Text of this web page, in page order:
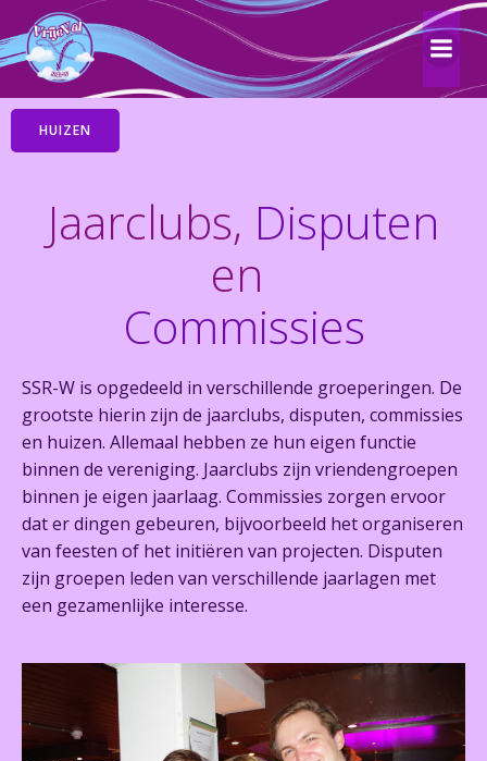
Ga
naar
inhoud
JAARCLUB DISPUTEN COMMISSIES
HUIZEN
Jaarclubs, Disputen
en
Commissies
SSR-W is opgedeeld in verschillende groeperingen. De
grootste hierin zijn de jaarclubs, disputen, commissies
en huizen. Allemaal hebben ze hun eigen functie
binnen de vereniging. Jaarclubs zijn vriendengroepen
binnen je eigen jaarlaag. Commissies zorgen ervoor
dat er dingen gebeuren, bijvoorbeeld het organiseren
van feesten of het initiëren van projecten. Disputen
zijn groepen leden van verschillende jaarlagen met
een gezamenlijke interesse.